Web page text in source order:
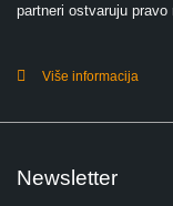
partneri ostvaruju pravo
Više informacija
Newsletter